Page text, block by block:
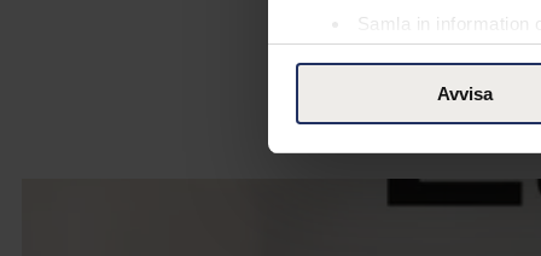
Samla in information
Ta reda på mer om hur
eller dra tillbaka ditt
Vår Cookie Banner ger dig
rättigheter du har som
Avvisa